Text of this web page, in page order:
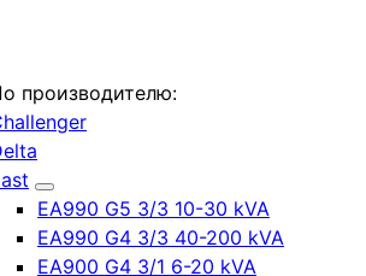
производителю:
EA990 G5 3/3 10-30 kVA
EA990 G4 3/3 40-200 kVA
EA900 G4 3/1 6-20 kVA